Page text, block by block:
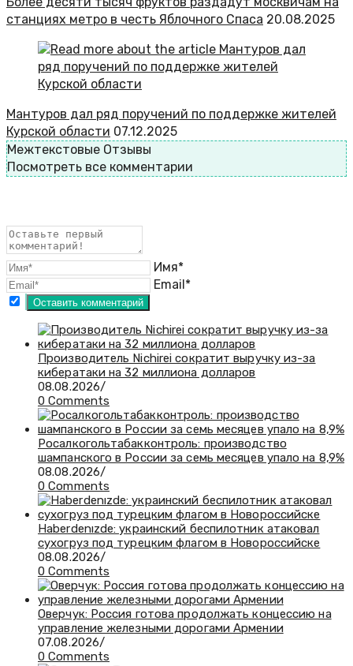
станциях метро в честь Яблочного Спаса 20.08.2025
Мантуров дал ряд поручений по поддержке жителей
Курской области 07.12.2025
Межтекстовые Отзывы
Посмотреть все комментарии
Имя*
Email*
Производитель Nichirei сократит выручку из-за
кибератаки на 32 миллиона долларов
08.08.2026/
0 Comments
Росалкогольтабакконтроль: производство
шампанского в России за семь месяцев упало на 8,9%
08.08.2026/
0 Comments
Haberdenızde: украинский беспилотник атаковал
сухогруз под турецким флагом в Новороссийске
08.08.2026/
0 Comments
Оверчук: Россия готова продолжать концессию на
управление железными дорогами Армении
07.08.2026/
0 Comments